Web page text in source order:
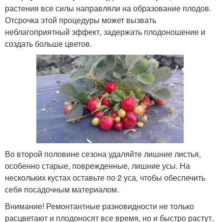
растения все силы направляли на образование плодов.
Отсрочка этой процедуры может вызвать
неблагоприятный эффект, задержать плодоношение и
создать больше цветов.
Во второй половине сезона удаляйте лишние листья,
особенно старые, поврежденные, лишние усы. На
нескольких кустах оставьте по 2 уса, чтобы обеспечить
себя посадочным материалом.
Внимание! Ремонтантные разновидности не только
расцветают и плодоносят все время, но и быстро растут.